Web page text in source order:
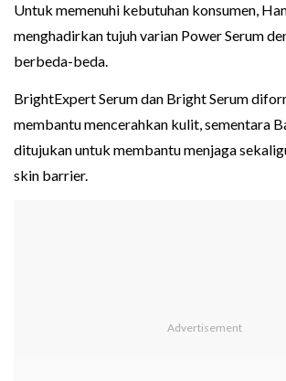
Untuk memenuhi kebutuhan konsumen,
menghadirkan tujuh varian Power Serum
berbeda-beda.
BrightExpert Serum dan Bright Serum
membantu mencerahkan kulit, sementara
ditujukan untuk membantu menjaga
skin barrier.